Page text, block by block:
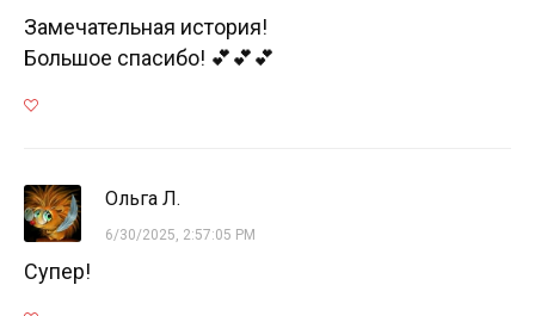
Замечательная история!
Большое спасибо! 💕💕💕
Ольга Л.
6/30/2025, 2:57:05 PM
Супер!